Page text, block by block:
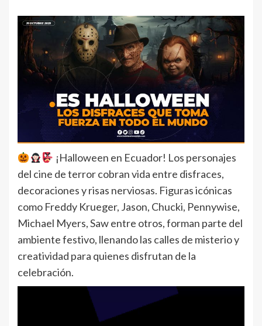
¡Halloween en Ecuador! Los personajes
del cine de terror cobran vida entre disfraces,
decoraciones y risas nerviosas. Figuras icónicas
como Freddy Krueger, Jason, Chucki, Pennywise,
Michael Myers, Saw entre otros, forman parte del
ambiente festivo, llenando las calles de misterio y
creatividad para quienes disfrutan de la
celebración.